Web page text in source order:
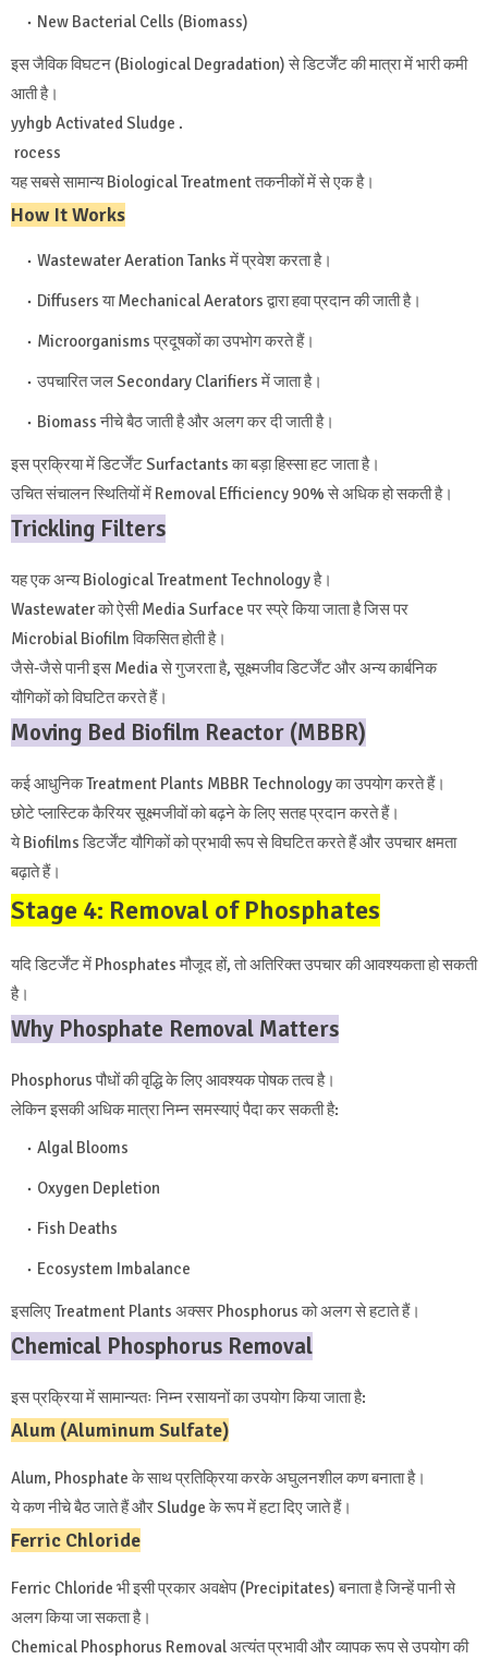
New Bacterial Cells (Biomass)
इस जैविक विघटन (Biological Degradation) से डिटर्जेंट की मात्रा में भारी कमी
आती है।
yyhgb Activated Sludge .
rocess
यह सबसे सामान्य Biological Treatment तकनीकों में से एक है।
How It Works
Wastewater Aeration Tanks में प्रवेश करता है।
Diffusers या Mechanical Aerators द्वारा हवा प्रदान की जाती है।
Microorganisms प्रदूषकों का उपभोग करते हैं।
उपचारित जल Secondary Clarifiers में जाता है।
Biomass नीचे बैठ जाती है और अलग कर दी जाती है।
इस प्रक्रिया में डिटर्जेंट Surfactants का बड़ा हिस्सा हट जाता है।
उचित संचालन स्थितियों में Removal Efficiency 90% से अधिक हो सकती है।
Trickling Filters
यह एक अन्य Biological Treatment Technology है।
Wastewater को ऐसी Media Surface पर स्प्रे किया जाता है जिस पर
Microbial Biofilm विकसित होती है।
जैसे-जैसे पानी इस Media से गुजरता है, सूक्ष्मजीव डिटर्जेंट और अन्य कार्बनिक
यौगिकों को विघटित करते हैं।
Moving Bed Biofilm Reactor (MBBR)
कई आधुनिक Treatment Plants MBBR Technology का उपयोग करते हैं।
छोटे प्लास्टिक कैरियर सूक्ष्मजीवों को बढ़ने के लिए सतह प्रदान करते हैं।
ये Biofilms डिटर्जेंट यौगिकों को प्रभावी रूप से विघटित करते हैं और उपचार क्षमता
बढ़ाते हैं।
Stage 4: Removal of Phosphates
यदि डिटर्जेंट में Phosphates मौजूद हों, तो अतिरिक्त उपचार की आवश्यकता हो सकती
है।
Why Phosphate Removal Matters
Phosphorus पौधों की वृद्धि के लिए आवश्यक पोषक तत्व है।
लेकिन इसकी अधिक मात्रा निम्न समस्याएं पैदा कर सकती है:
Algal Blooms
Oxygen Depletion
Fish Deaths
Ecosystem Imbalance
इसलिए Treatment Plants अक्सर Phosphorus को अलग से हटाते हैं।
Chemical Phosphorus Removal
इस प्रक्रिया में सामान्यतः निम्न रसायनों का उपयोग किया जाता है:
Alum (Aluminum Sulfate)
Alum, Phosphate के साथ प्रतिक्रिया करके अघुलनशील कण बनाता है।
ये कण नीचे बैठ जाते हैं और Sludge के रूप में हटा दिए जाते हैं।
Ferric Chloride
Ferric Chloride भी इसी प्रकार अवक्षेप (Precipitates) बनाता है जिन्हें पानी से
अलग किया जा सकता है।
Chemical Phosphorus Removal अत्यंत प्रभावी और व्यापक रूप से उपयोग की